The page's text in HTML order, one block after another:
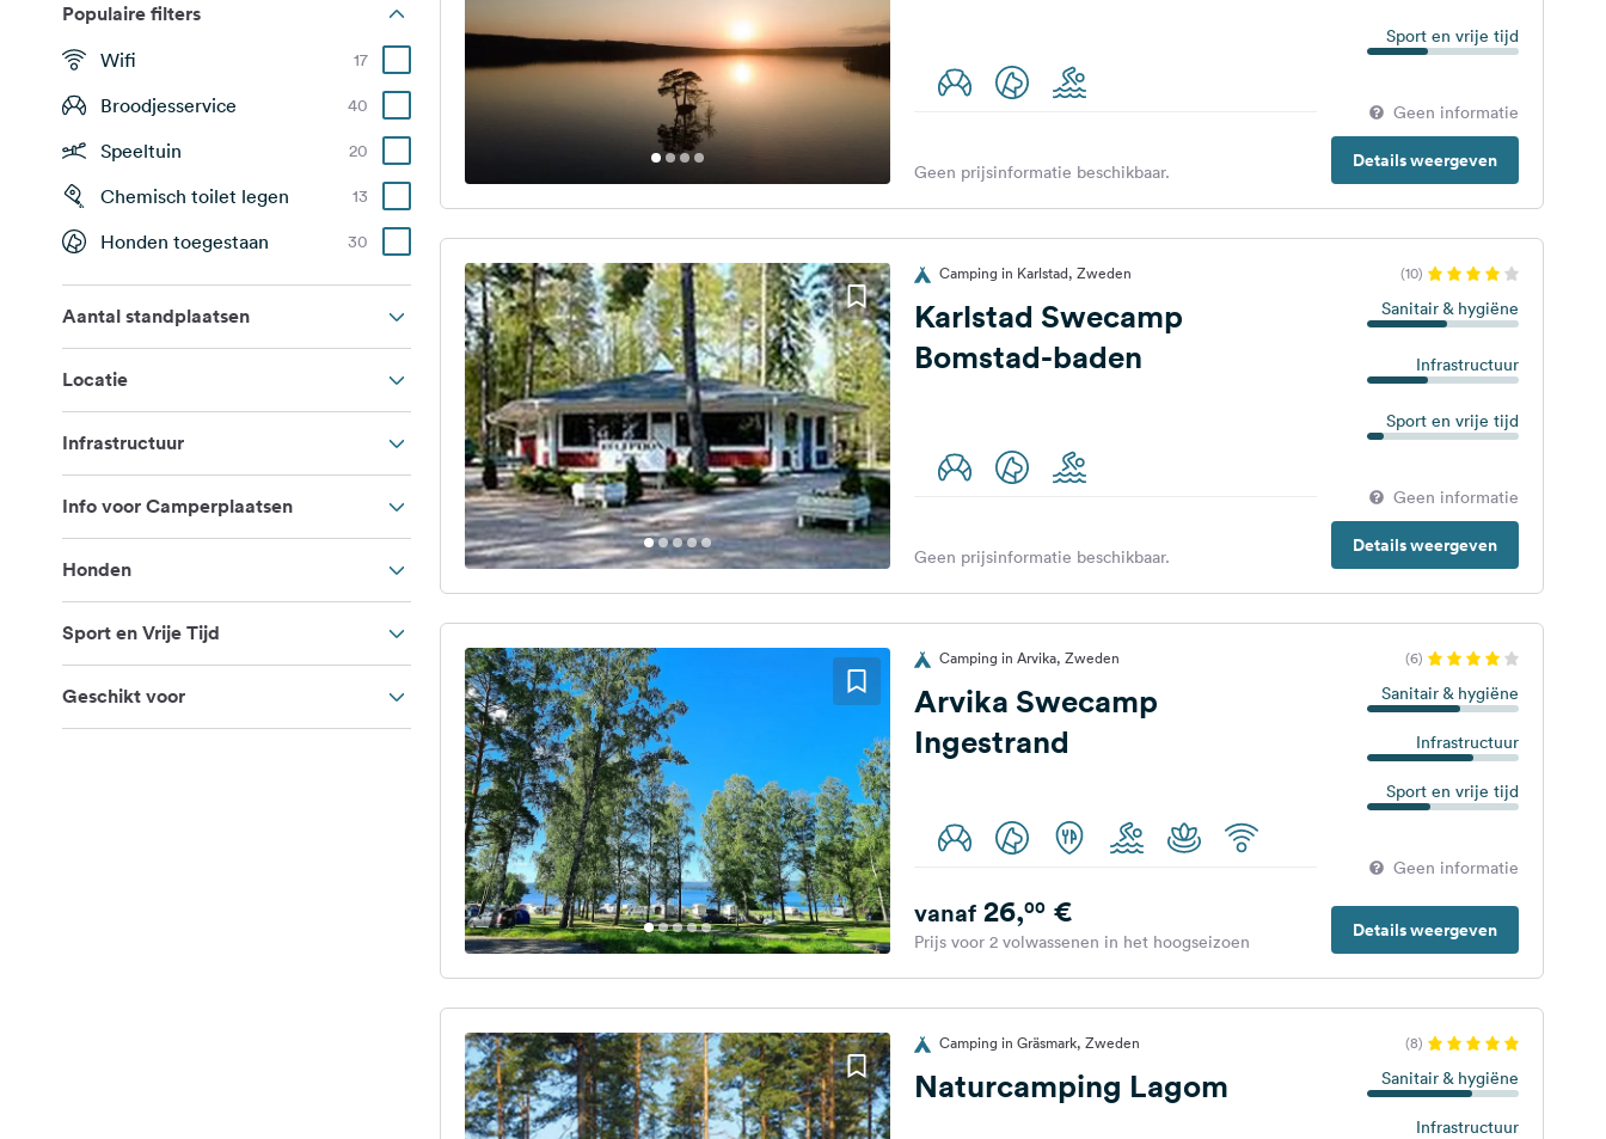
Populaire filters
Wifi 17
Broodjesservice 40
Speeltuin 20
Chemisch toilet legen 13
Honden toegestaan 30
Aantal standplaatsen
Locatie
Infrastructuur
Info voor Camperplaatsen
Honden
Sport en Vrije Tijd
Geschikt voor
Sport en vrije tijd
Geen informatie
Details weergeven
Geen prijsinformatie beschikbaar.
Camping in Karlstad, Zweden (10)
Karlstad Swecamp
Bomstad-baden
Sanitair & hygiëne
Infrastructuur
Sport en vrije tijd
Geen informatie
Details weergeven
Geen prijsinformatie beschikbaar.
Camping in Arvika, Zweden (6)
Arvika Swecamp
Ingestrand
Sanitair & hygiëne
Infrastructuur
Sport en vrije tijd
Geen informatie
Details weergeven
vanaf26,00€
Prijs voor 2 volwassenen in het hoogseizoen
Camping in Gräsmark, Zweden (8)
Naturcamping Lagom Sanitair & hygiëne
Infrastructuur